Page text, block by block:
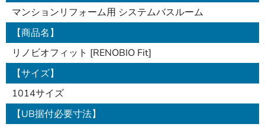
マンションリフォーム用 システムバスルーム
【商品名】
リノビオフィット [RENOBIO Fit]
【サイズ】
1014サイズ
【UB据付必要寸法】